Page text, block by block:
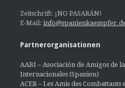
Zeitschrift: ¡NO PASARÁN!
E-Mail:
Partnerorganisationen
AABI – Asociación de Amigos de
Internacionales (Spanien)
ACER – Les Amis des